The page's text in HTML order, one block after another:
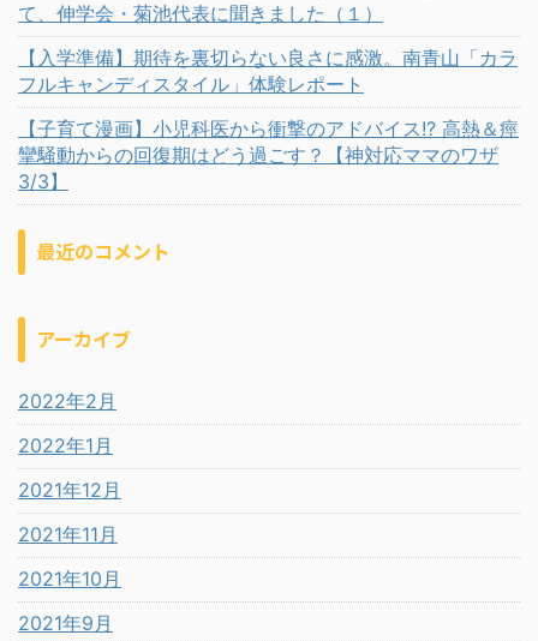
て、伸学会・菊池代表に聞きました（１）
【入学準備】期待を裏切らない良さに感激。南青山「カラ
フルキャンディスタイル」体験レポート
【子育て漫画】小児科医から衝撃のアドバイス!? 高熱＆痙
攣騒動からの回復期はどう過ごす？【神対応ママのワザ
3/3】
最近のコメント
アーカイブ
2022年2月
2022年1月
2021年12月
2021年11月
2021年10月
2021年9月